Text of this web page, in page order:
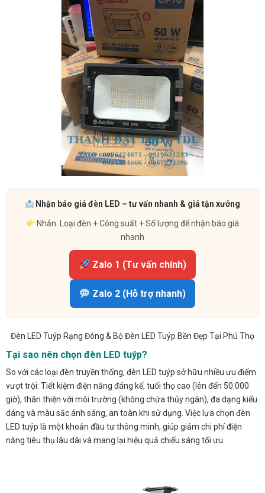
Nhận báo giá đèn LED – tư vấn nhanh & giá tận xưởng
Nhắn: Loại đèn + Công suất + Số lượng để nhận báo giá
nhanh
Zalo 1 (Tư vấn chính)
Zalo 2 (Hỗ trợ nhanh)
Đèn LED Tuýp Rạng Đông & Bộ Đèn LED Tuýp Bền Đẹp Tại Phú Thọ
Tại sao nên chọn đèn LED tuýp?
So với các loại đèn truyền thống, đèn LED tuýp sở hữu nhiều ưu điểm
vượt trội: Tiết kiệm điện năng đáng kể, tuổi thọ cao (lên đến 50.000
giờ), thân thiện với môi trường (không chứa thủy ngân), đa dạng kiểu
dáng và màu sắc ánh sáng, an toàn khi sử dụng. Việc lựa chọn đèn
LED tuýp là một khoản đầu tư thông minh, giúp giảm chi phí điện
năng tiêu thụ lâu dài và mang lại hiệu quả chiếu sáng tối ưu.